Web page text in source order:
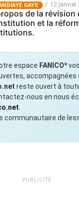
GAYE 12 janvier
de la révision
et la
espace FANICO*
accompagnées
reste ouvert à
nous en nous
communautaire de
PUBLICITÉ